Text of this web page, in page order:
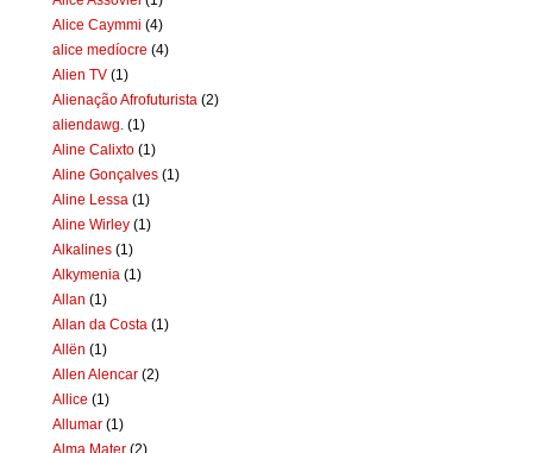
Alice Caymmi (4)
alice medíocre (4)
Alien TV (1)
Alienação Afrofuturista (2)
aliendawg. (1)
Aline Calixto (1)
Aline Gonçalves (1)
Aline Lessa (1)
Aline Wirley (1)
Alkalines (1)
Alkymenia (1)
Allan (1)
Allan da Costa (1)
Allën (1)
Allen Alencar (2)
Allice (1)
Allumar (1)
Alma Mater (2)